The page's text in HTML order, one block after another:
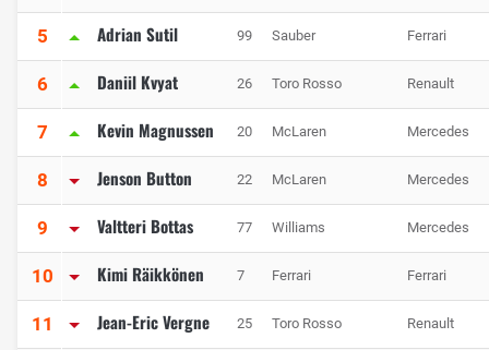
5 Adrian Sutil 99 Sauber Ferrari
6 Daniil Kvyat 26 Toro Rosso Renault
7 Kevin Magnussen 20 McLaren Mercedes
8 Jenson Button 22 McLaren Mercedes
9 Valtteri Bottas 77 Williams Mercedes
10 Kimi Räikkönen 7 Ferrari Ferrari
11 Jean-Eric Vergne 25 Toro Rosso Renault